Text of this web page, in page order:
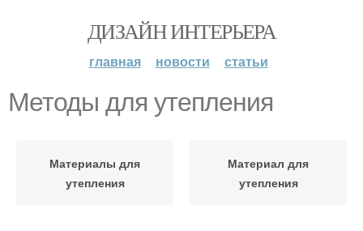
ДИЗАЙН ИНТЕРЬЕРА
главная новости статьи
Методы для утепления
Материалы для
утепления
Материал для
утепления